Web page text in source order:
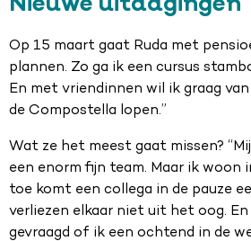
Nieuwe uitdagingen
Op 15 maart gaat Ruda met
plannen. Zo ga ik een cursus
En met vriendinnen wil ik graag
de Compostella lopen.”
Wat ze het meest gaat missen?
een enorm fijn team. Maar ik woon
toe komt een collega in de pauze
verliezen elkaar niet uit het oog.
gevraagd of ik een ochtend in de